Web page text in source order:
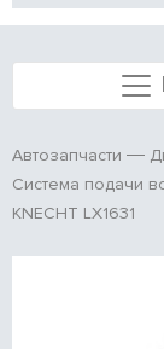
Автозапчасти
Система подачи
KNECHT LX1631